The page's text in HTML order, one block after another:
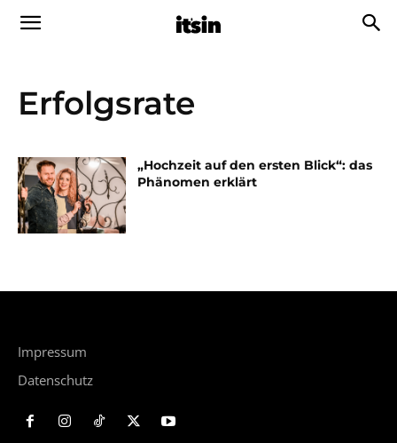
Erfolgsrate
„Hochzeit auf den ersten Blick“: das
Phänomen erklärt
Impressum
Datenschutz